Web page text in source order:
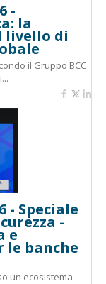
-
la
livello di
il Gruppo BCC
- Speciale
-
e
le banche
un ecosistema